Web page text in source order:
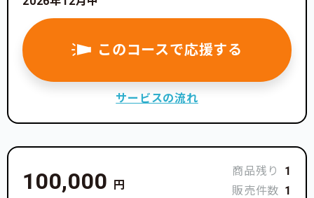
このコースで応援する
サービスの流れ
100,000 円
商品残り
1
販売件数 1